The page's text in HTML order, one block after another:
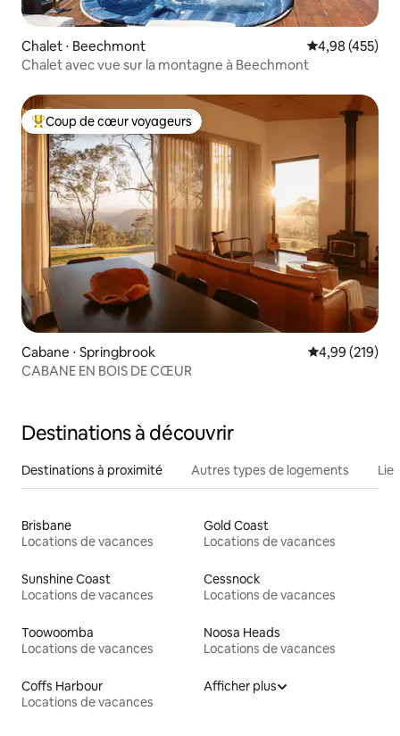
Chalet ⋅ Beechmont Évaluation
4,98 (455)
Chalet avec vue sur la montagne à Beechmont
Coups de cœur voyageurs les plus appréciés
Coup de cœur voyageurs
Cabane ⋅ Springbrook Évaluation
4,99 (219)
CABANE EN BOIS DE CŒUR
Destinations à découvrir
Destinations à proximité Autres types de logements
Brisbane
Locations de vacances
Gold Coast
Locations de vacances
Sunshine Coast
Locations de vacances
Cessnock
Locations de vacances
Toowoomba
Locations de vacances
Noosa Heads
Locations de vacances
Coffs Harbour
Locations de vacances
Afficher plus